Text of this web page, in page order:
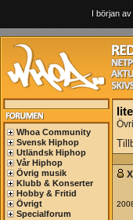
I början
Whoa Community
Svensk Hiphop
Utländsk Hiphop
Vår Hiphop
Övrig musik
Klubb & Konserter
Hobby & Fritid
Övrigt
Specialforum